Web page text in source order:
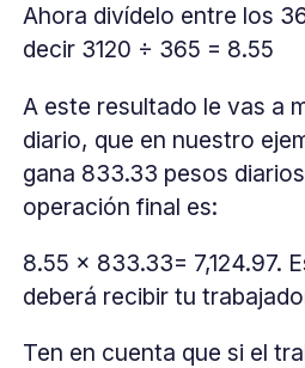
‍Ahora divídelo entre los
decir 3120 ÷ 365 = 8.55
A este resultado le vas a
diario, que en nuestro
gana 833.33 pesos
operación final es:
8.55 x 833.33= 7,124.97.
deberá recibir tu
Ten en cuenta que si el